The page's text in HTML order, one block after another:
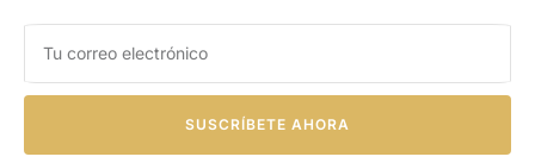
SUSCRÍBETE AHORA